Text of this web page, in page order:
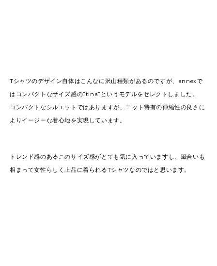
Tシャツのデザイン自体はこんなに沢山種類があるのですが、annexで
はコンパクトなサイズ感の”tina”というモデルをセレクトしました。
コンパクトなシルエットではありますが、ニット特有の伸縮性の良さに
よりイージーな着心地を実現しています。
トレンド感のあるこのサイズ感がとても気に入っていますし、風合いも
相まって女性らしく上品に着られるTシャツなのではと思います。